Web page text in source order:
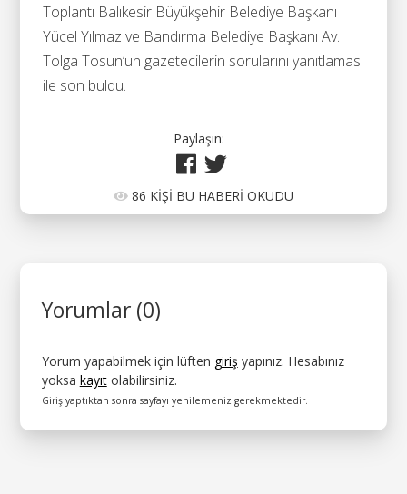
Toplantı Balıkesir Büyükşehir Belediye Başkanı
Yücel Yılmaz ve Bandırma Belediye Başkanı Av.
Tolga Tosun’un gazetecilerin sorularını yanıtlaması
ile son buldu.
Paylaşın:
86 KİŞİ BU HABERİ OKUDU
Yorumlar (0)
Yorum yapabilmek için lüften giriş yapınız. Hesabınız
yoksa kayıtolabilirsiniz.
Giriş yaptıktan sonra sayfayı yenilemeniz gerekmektedir.